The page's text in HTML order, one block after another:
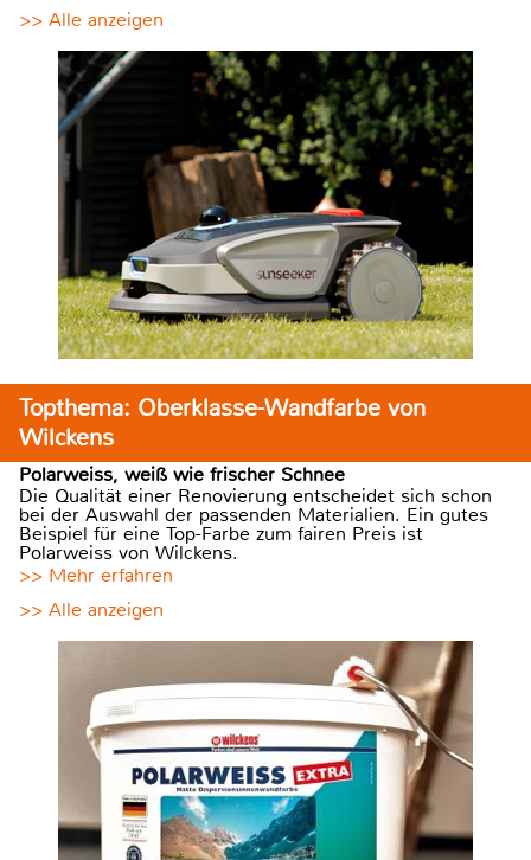
>> Alle anzeigen
Topthema: Oberklasse-Wandfarbe von
Wilckens
Polarweiss, weiß wie frischer Schnee
Die Qualität einer Renovierung entscheidet sich schon
bei der Auswahl der passenden Materialien. Ein gutes
Beispiel für eine Top-Farbe zum fairen Preis ist
Polarweiss von Wilckens.
>> Mehr erfahren
>> Alle anzeigen